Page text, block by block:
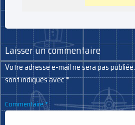
Laisser un commentaire
Votre adresse e-mail ne sera pas publiée.
sont indiqués avec*
Commentaire*